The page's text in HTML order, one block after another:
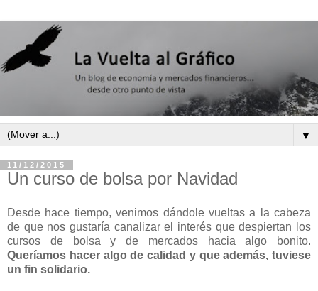
▼
11/12/2015
Un curso de bolsa por Navidad
Desde hace tiempo, venimos dándole vueltas a la cabeza
de que nos gustaría canalizar el interés que despiertan los
cursos de bolsa y de mercados hacia algo bonito.
Queríamos hacer algo de calidad y que además, tuviese
un fin solidario.